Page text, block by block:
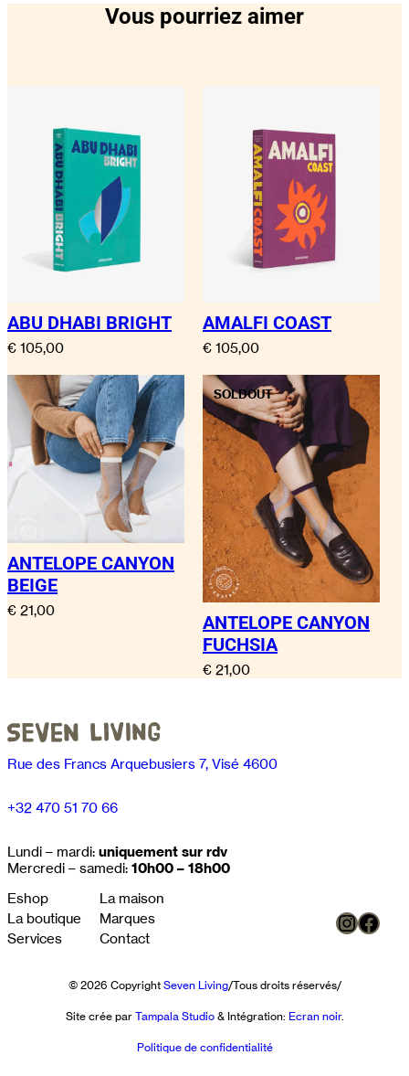
adaptée à un usage quotidien.
Vous pourriez aimer
ABU DHABI BRIGHT
€ 105,00
AMALFI COAST
€ 105,00
ANTELOPE CANYON
BEIGE
€ 21,00
SOLDOUT
ANTELOPE CANYON
FUCHSIA
€ 21,00
Rue des Francs Arquebusiers 7, Visé 4600
+32 470 51 70 66
Lundi – mardi: uniquement sur rdv
Mercredi – samedi: 10h00 – 18h00
Eshop
La boutique
Services
La maison
Marques
Contact
© 2026 Copyright Seven Living/Tous droits réservés/
Site crée par Tampala Studio& Intégration: Ecran noir.
Politique de confidentialité